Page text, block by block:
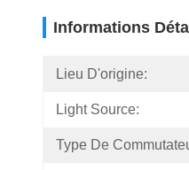
Informations
Lieu D'origine:
Light Source:
Type De